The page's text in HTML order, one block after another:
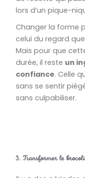
lors d’un pique-
Changer la forme
celui du regard
Mais pour que
durée, il reste un
confiance. Celle
sans se sentir
sans culpabiliser.
3. Transformer le